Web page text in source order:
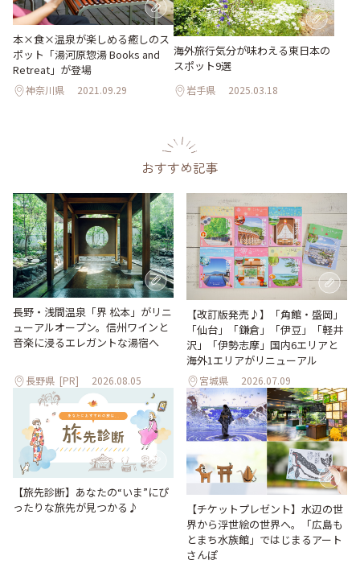
本×食×温泉が楽しめる癒しのス
ポット「湯河原惣湯 Books and
Retreat」が登場
神奈川県 2021.09.29
海外旅行気分が味わえる東日本の
スポット9選
岩手県 2025.03.18
おすすめ記事
長野・浅間温泉「界 松本」がリニ
ューアルオープン。信州ワインと
音楽に浸るエレガントな湯宿へ
長野県 [PR] 2026.08.05
【改訂版発売♪】「角館・盛岡」
「仙台」「鎌倉」「伊豆」「軽井
沢」「伊勢志摩」国内6エリアと
海外1エリアがリニューアル
宮城県 2026.07.09
【旅先診断】あなたの“いま”にぴ
ったりな旅先が見つかる♪
【チケットプレゼント】水辺の世
界から浮世絵の世界へ。「広島も
とまち水族館」ではじまるアート
さんぽ